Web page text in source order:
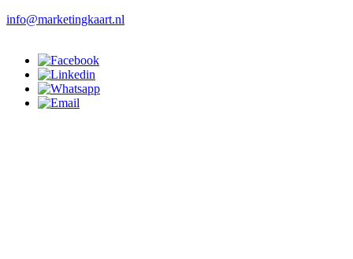
info@marketingkaart.nl